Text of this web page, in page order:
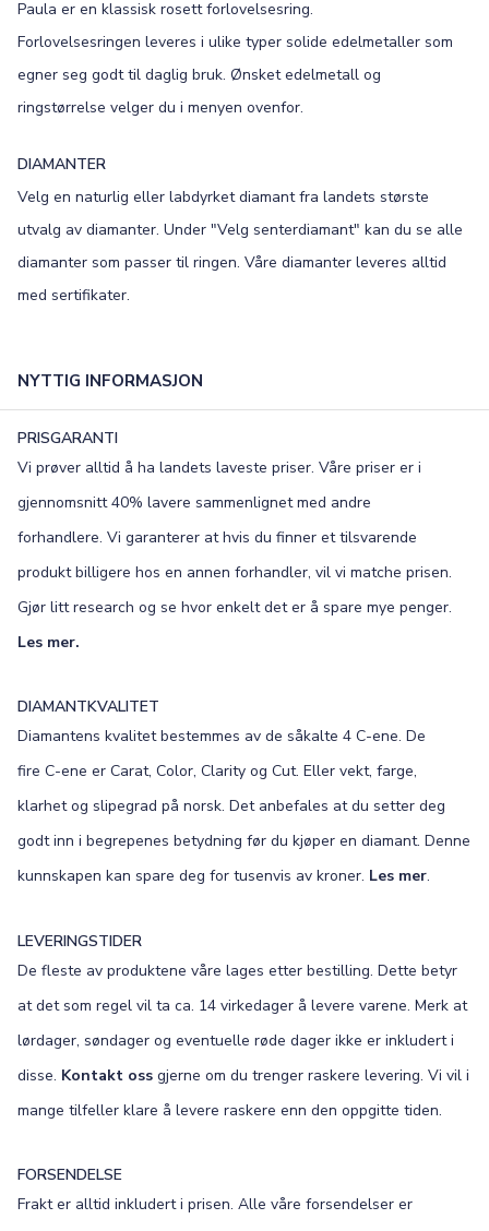
FONT
Old English Bookman
Script MT
Paula er en klassisk rosett forlovelsesring.
Forlovelsesringen leveres i ulike typer solide edelmetaller som
egner seg godt til daglig bruk. Ønsket edelmetall og
ringstørrelse velger du i menyen ovenfor.
DIAMANTER
Velg en naturlig eller labdyrket diamant fra landets største
utvalg av diamanter. Under "Velg senterdiamant" kan du se alle
diamanter som passer til ringen. Våre diamanter leveres alltid
med sertifikater.
NYTTIG INFORMASJON
PRISGARANTI
Vi prøver alltid å ha landets laveste priser. Våre priser er i
gjennomsnitt 40% lavere sammenlignet med andre
forhandlere. Vi garanterer at hvis du finner et tilsvarende
produkt billigere hos en annen forhandler, vil vi matche prisen.
Gjør litt research og se hvor enkelt det er å spare mye penger.
Les mer.
DIAMANTKVALITET
Diamantens kvalitet bestemmes av de såkalte 4 C-ene. De
fire C-ene er Carat, Color, Clarity og Cut. Eller vekt, farge,
klarhet og slipegrad på norsk. Det anbefales at du setter deg
godt inn i begrepenes betydning før du kjøper en diamant. Denne
kunnskapen kan spare deg for tusenvis av kroner. Les mer.
LEVERINGSTIDER
De fleste av produktene våre lages etter bestilling. Dette betyr
at det som regel vil ta ca. 14 virkedager å levere varene. Merk at
lørdager, søndager og eventuelle røde dager ikke er inkludert i
disse. Kontakt oss gjerne om du trenger raskere levering. Vi vil i
mange tilfeller klare å levere raskere enn den oppgitte tiden.
FORSENDELSE
Frakt er alltid inkludert i prisen. Alle våre forsendelser er